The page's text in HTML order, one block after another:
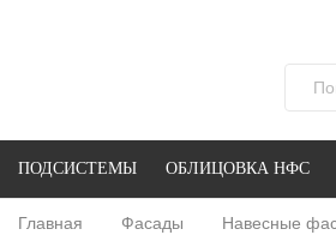
ПОДСИСТЕМЫ ОБЛИЦОВКА НФС
Главная Фасады Навесные